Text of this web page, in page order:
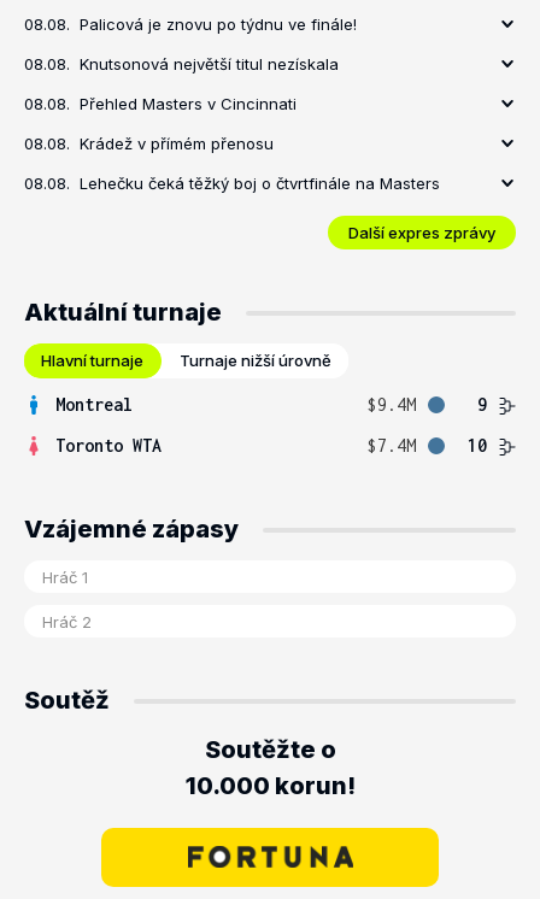
08.08. Palicová je znovu po týdnu ve finále!
08.08. Knutsonová největší titul nezískala
08.08. Přehled Masters v Cincinnati
08.08. Krádež v přímém přenosu
08.08. Lehečku čeká těžký boj o čtvrtfinále na Masters
Další expres zprávy
Aktuální turnaje
Hlavní turnaje Turnaje nižší úrovně
Montreal $9.4M
9
Toronto WTA
$7.4M 10
Vzájemné zápasy
Soutěž
Soutěžte o
10.000 korun!